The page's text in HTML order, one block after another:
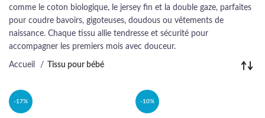
comme le coton biologique, le jersey fin et la double gaze, parfaites
pour coudre bavoirs, gigoteuses, doudous ou vêtements de
naissance. Chaque tissu allie tendresse et sécurité pour
accompagner les premiers mois avec douceur.
Accueil Tissu pour bébé
-17% -10%